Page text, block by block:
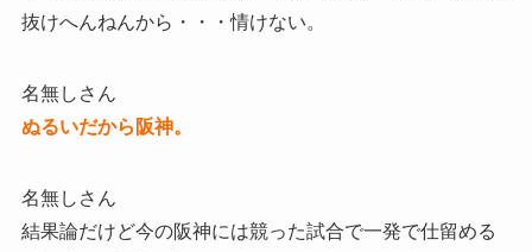
抜けへんねんから・・・情けない。
名無しさん
ぬるいだから阪神。
名無しさん
結果論だけど今の阪神には競った試合で一発で仕留める